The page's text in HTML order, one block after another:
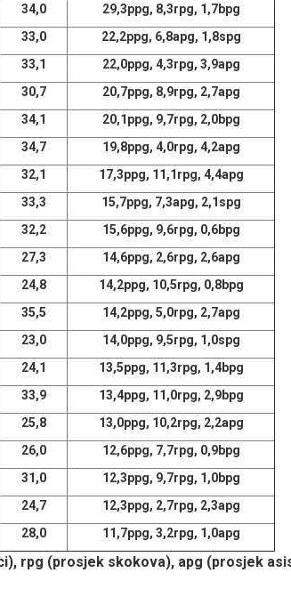
34,0
29,3ppg, 8,3rpg, 1,7bpg
33,0
22,2ppg, 6,8apg, 1,8spg
33,1
22,0ppg, 4,3rpg, 3,9apg
30,7
20,7ppg, 8,9rpg, 2,7apg
34,1
20,1ppg, 9,7rpg, 2,0bpg
34,7
19,8ppg, 4,0rpg, 4,2apg
32,1
17,3ppg, 11,1rpg, 4,4apg
33,3
15,7ppg, 7,3apg, 2,1spg
32,2
15,6ppg, 9,6rpg, 0,6bpg
27,3
14,6ppg, 2,6rpg, 2,6apg
24,8
14,2ppg, 10,5rpg, 0,8bpg
35,5
14,2ppg, 5,0rpg, 2,7apg
23,0
14,0ppg, 9,5rpg, 1,0spg
24,1
13,5ppg, 11,3rpg, 1,4bpg
33,9
13,4ppg, 11,0rpg, 2,9bpg
25,8
13,0ppg, 10,2rpg, 2,2apg
26,0
12,6ppg, 7,7rpg, 0,9bpg
31,0
12,3ppg, 9,7rpg, 1,0bpg
24,7
12,3ppg, 2,7rpg, 2,3apg
28,0 11,7ppg, 3,2rpg, 1,0apg
rpg (prosjek skokova), apg (prosjek